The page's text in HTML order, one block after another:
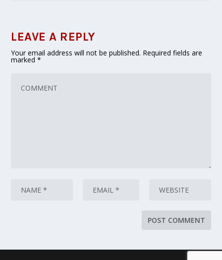
LEAVE A REPLY
Your email address will not be published. Required fields are
marked*